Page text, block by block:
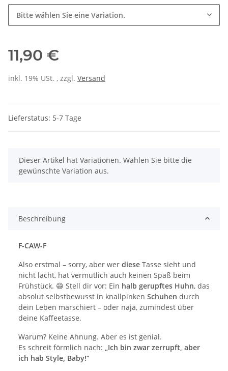
Bitte wählen Sie eine Variation.
11,90 €
inkl. 19% USt. , zzgl. Versand
Lieferstatus: 5-7 Tage
x
Dieser Artikel hat Variationen. Wählen Sie bitte die
gewünschte Variation aus.
Beschreibung
F-CAW-F
Also erstmal – sorry, aber wer diese Tasse sieht und
nicht lacht, hat vermutlich auch keinen Spaß beim
Frühstück. 😄 Stell dir vor: Ein halb gerupftes Huhn, das
absolut selbstbewusst in knallpinken Schuhen durch
dein Leben marschiert – oder naja, zumindest über
deine Kaffeetasse.
Warum? Keine Ahnung. Aber es ist genial.
Es schreit förmlich nach: „Ich bin zwar zerrupft, aber
ich hab Style, Baby!“